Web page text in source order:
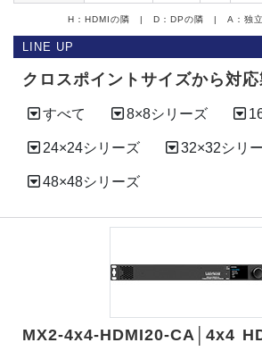
H：HDMIの隣 | D：DPの隣 | A：独立
LINE UP
クロスポイントサイズから対
すべて 8×8シリーズ
24×24シリーズ 32×32シリ
48×48シリーズ
MX2-4x4-HDMI20-CA│4x4